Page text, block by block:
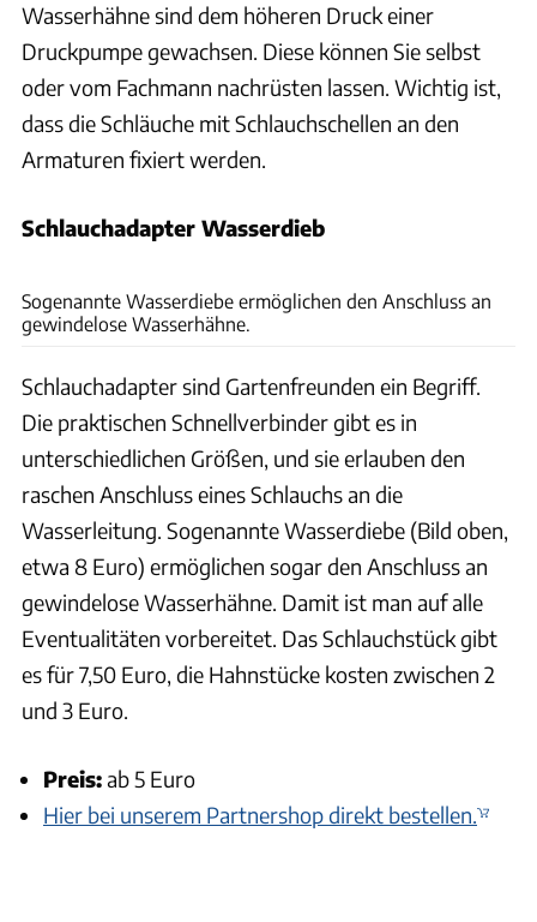
Wasserhähne sind dem höheren Druck einer
Druckpumpe gewachsen. Diese können Sie selbst
oder vom Fachmann nachrüsten lassen. Wichtig ist,
dass die Schläuche mit Schlauchschellen an den
Armaturen fixiert werden.
Schlauchadapter Wasserdieb
Sogenannte Wasserdiebe ermöglichen den Anschluss an
gewindelose Wasserhähne.
Schlauchadapter sind Gartenfreunden ein Begriff.
Die praktischen Schnellverbinder gibt es in
unterschiedlichen Größen, und sie erlauben den
raschen Anschluss eines Schlauchs an die
Wasserleitung. Sogenannte Wasserdiebe (Bild oben,
etwa 8 Euro) ermöglichen sogar den Anschluss an
gewindelose Wasserhähne. Damit ist man auf alle
Eventualitäten vorbereitet. Das Schlauchstück gibt
es für 7,50 Euro, die Hahnstücke kosten zwischen 2
und 3 Euro.
Preis:ab 5 Euro
Hier bei unserem Partnershop direkt bestellen.